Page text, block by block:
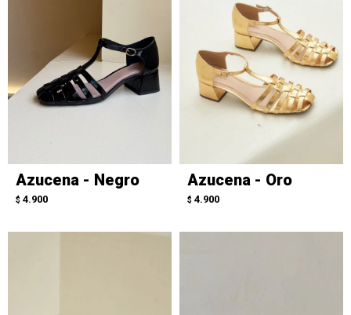
Azucena - Negro
$ 4.900
Azucena - Oro
$ 4.900